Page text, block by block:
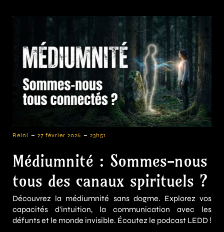
Reini - 27 février 2026 - 23h51
Médiumnité : Sommes-nous
tous des canaux spirituels ?
Découvrez la médiumnité sans dogme. Explorez vos
capacités d'intuition, la communication avec les
défunts et le monde invisible. Écoutez le podcast LEDD !